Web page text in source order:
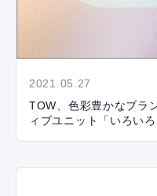
2021.05.27
TOW、色彩豊かなブラ
ィブユニット「いろい